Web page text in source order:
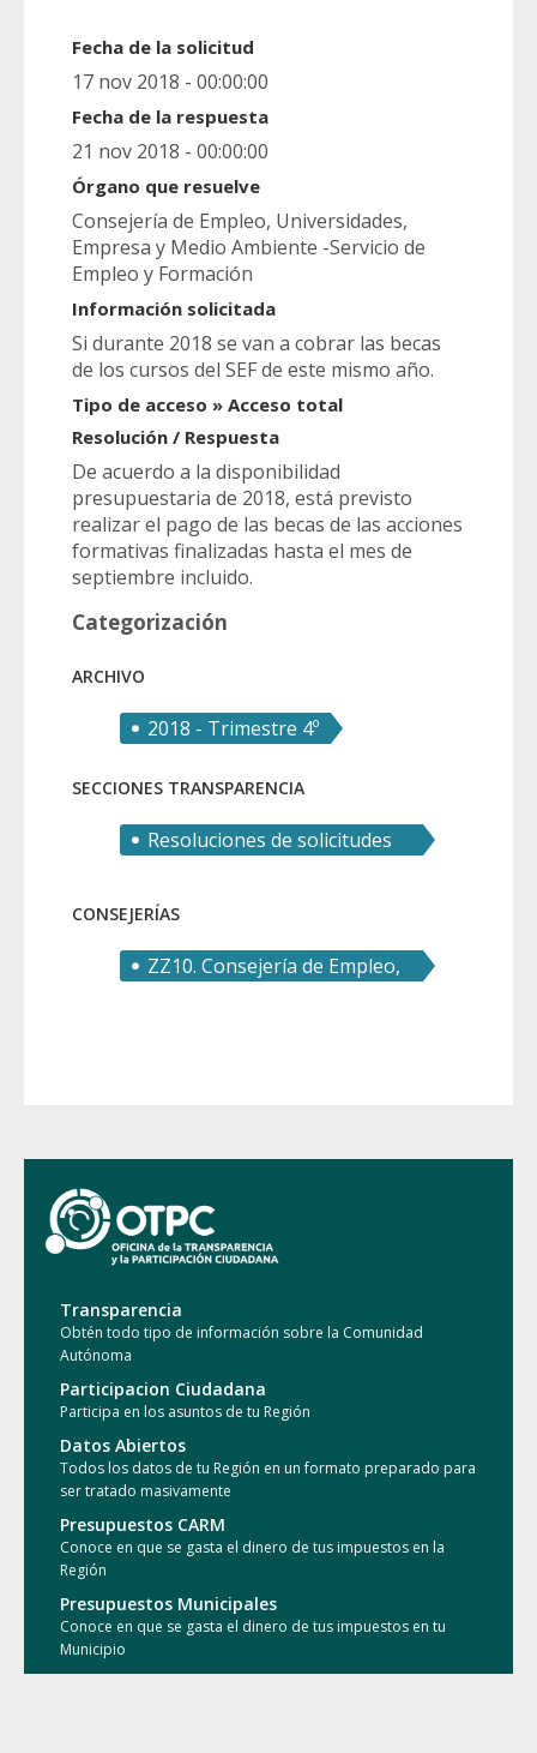
Fecha de la solicitud
17 nov 2018 - 00:00:00
Fecha de la respuesta
21 nov 2018 - 00:00:00
Órgano que resuelve
Consejería de Empleo, Universidades,
Empresa y Medio Ambiente -Servicio de
Empleo y Formación
Información solicitada
Si durante 2018 se van a cobrar las becas
de los cursos del SEF de este mismo año.
Tipo de acceso » Acceso total
Resolución / Respuesta
De acuerdo a la disponibilidad
presupuestaria de 2018, está previsto
realizar el pago de las becas de las acciones
formativas finalizadas hasta el mes de
septiembre incluido.
Categorización
ARCHIVO
2018 - Trimestre 4º
SECCIONES TRANSPARENCIA
Resoluciones de solicitudes
CONSEJERÍAS
ZZ10. Consejería de Empleo,
Transparencia
Obtén todo tipo de información sobre la Comunidad
Autónoma
Participacion Ciudadana
Participa en los asuntos de tu Región
Datos Abiertos
Todos los datos de tu Región en un formato preparado para
ser tratado masivamente
Presupuestos CARM
Conoce en que se gasta el dinero de tus impuestos en la
Región
Presupuestos Municipales
Conoce en que se gasta el dinero de tus impuestos en tu
Municipio